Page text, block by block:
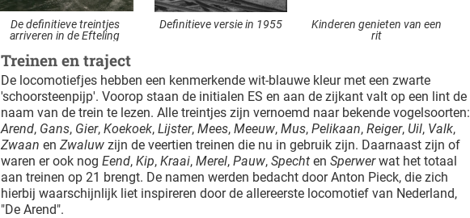
De definitieve treintjes
arriveren in de Efteling
Definitieve versie in 1955
Kinderen genieten van een
rit
Treinen en traject
De locomotiefjes hebben een kenmerkende wit-blauwe kleur met een zwarte
'schoorsteenpijp'. Voorop staan de initialen ES en aan de zijkant valt op een lint de
naam van de trein te lezen. Alle treintjes zijn vernoemd naar bekende vogelsoorten:
Arend, Gans, Gier, Koekoek, Lijster, Mees, Meeuw, Mus, Pelikaan, Reiger, Uil, Valk,
Zwaan en Zwaluw zijn de veertien treinen die nu in gebruik zijn. Daarnaast zijn of
waren er ook nog Eend, Kip, Kraai, Merel, Pauw, Specht en Sperwerwat het totaal
aan treinen op 21 brengt. De namen werden bedacht door Anton Pieck, die zich
hierbij waarschijnlijk liet inspireren door de allereerste locomotief van Nederland,
"De Arend".